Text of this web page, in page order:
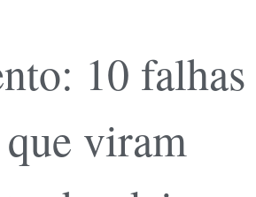
10 falhas
viram